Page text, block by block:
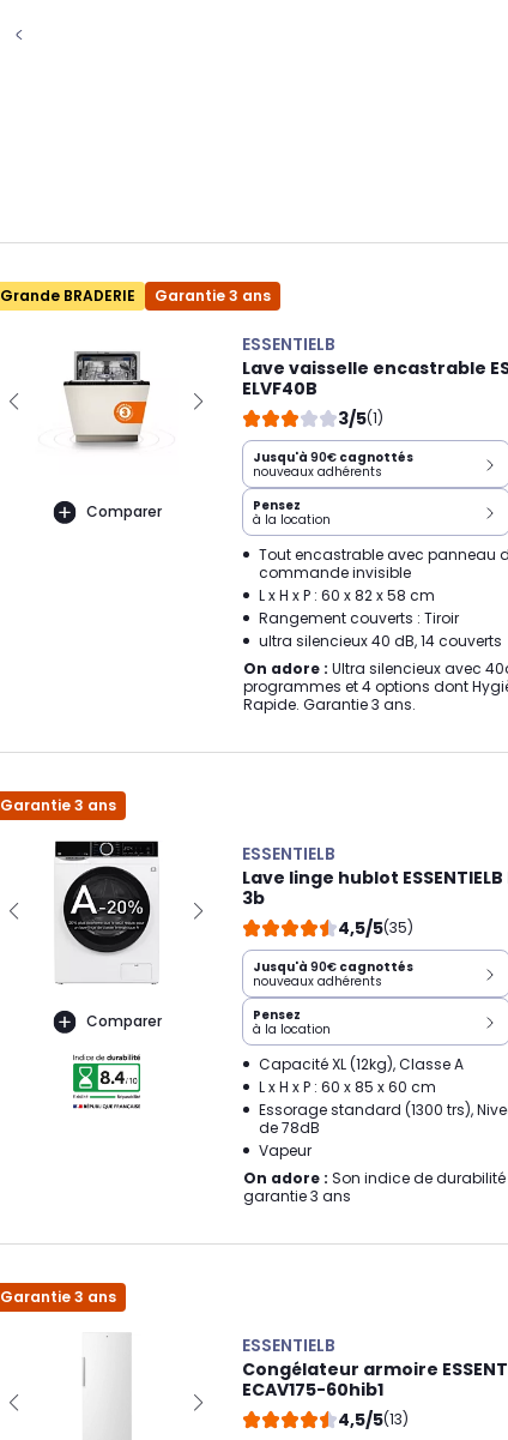
Grande BRADERIE Garantie 3 ans
Comparer
ESSENTIELB
Lave vaisselle encastrable
ELVF40B
3/5(1)
Jusqu'à 90€ cagnottés
nouveaux adhérents
Pensez
à la location
Tout encastrable avec panneau
commande invisible
L x H x P : 60 x 82 x 58 cm
Rangement couverts : Tiroir
ultra silencieux 40 dB, 14 couverts
On adore : Ultra silencieux avec
programmes et 4 options dont
Rapide. Garantie 3 ans.
Garantie 3 ans
Comparer
ESSENTIELB
Lave linge hublot ESSENTIELB
3b
4,5/5(35)
Jusqu'à 90€ cagnottés
nouveaux adhérents
Pensez
à la location
Capacité XL (12kg), Classe A
L x H x P : 60 x 85 x 60 cm
Essorage standard (1300 trs),
de 78dB
Vapeur
On adore : Son indice de durabilité
garantie 3 ans
Garantie 3 ans
ESSENTIELB
Congélateur armoire
ECAV175-60hib1
4,5/5(13)